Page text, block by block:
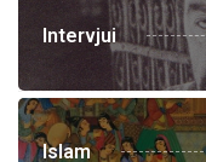
Intervjui
Islam